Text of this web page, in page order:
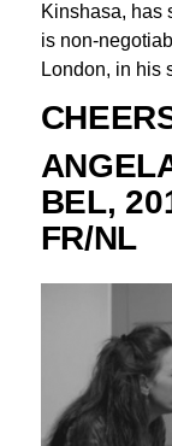
Kinshasa, has
is non-
London, in his
BEL,
FR/NL